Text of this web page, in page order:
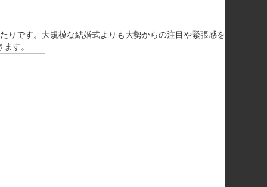
りです。大規模な結婚式よりも大勢からの注目や緊張感を
す。